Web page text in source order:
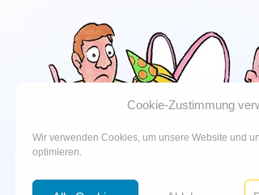
Cookie-Zustimmung
Wir verwenden Cookies, um unsere Website und
optimieren.